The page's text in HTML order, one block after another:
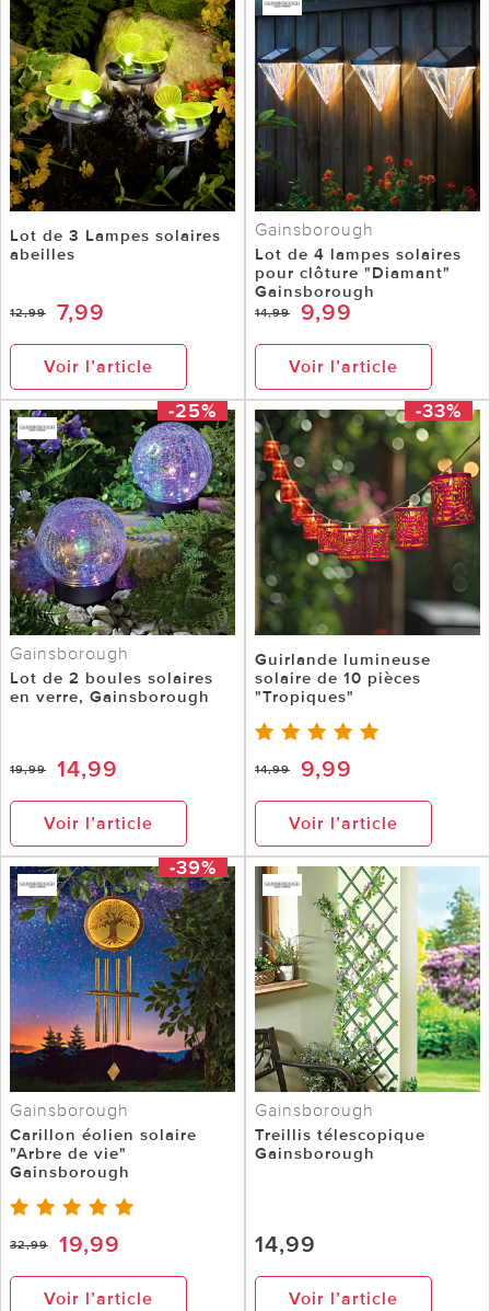
Lot de 3 Lampes solaires
abeilles
12,99 7,99
Voir l’article
Gainsborough
Lot de 4 lampes solaires
pour clôture "Diamant"
Gainsborough
14,99 9,99
Voir l’article
-25%
Gainsborough
Lot de 2 boules solaires
en verre, Gainsborough
19,99 14,99
Voir l’article
-33%
Guirlande lumineuse
solaire de 10 pièces
"Tropiques"
14,99 9,99
Voir l’article
-39%
Gainsborough
Carillon éolien solaire
"Arbre de vie"
Gainsborough
32,99 19,99
Voir l’article
Gainsborough
Treillis télescopique
Gainsborough
14,99
Voir l’article